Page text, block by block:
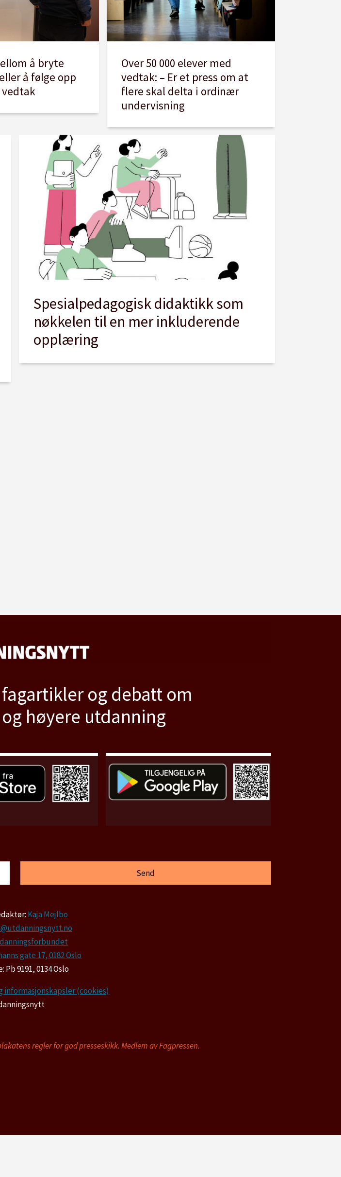
å bryte
å følge opp
Over 50 000 elever med
vedtak: – Er et press om at
flere skal delta i ordinær
undervisning
Spesialpedagogisk didaktikk som
nøkkelen til en mer inkluderende
opplæring
og debatt om
høyere utdanning
Kaja Mejlbo
gate 17, 0182 Oslo
Pb 9191, 0134 Oslo
(cookies)
regler for god presseskikk. Medlem av Fagpressen.